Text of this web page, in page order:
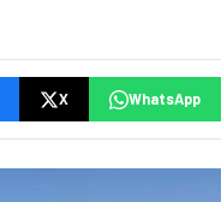
X WhatsApp